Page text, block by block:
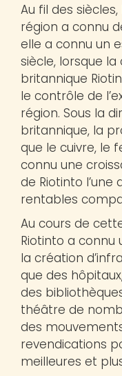
Au fil des
région a connu
elle a connu un
siècle, lorsque
britannique
le contrôle de
région. Sous la
britannique, la
que le cuivre, le
connu une
de Riotinto
rentables
Au cours de
Riotinto a
la création
que des
des
théâtre de
des
revendications
meilleures et